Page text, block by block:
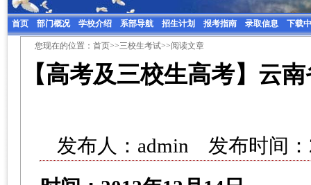
首页 部门概况 学校介绍 系部导航 招生计划 报考指南 录取信息 下载
您现在的位置：首页>>三校生考试>>阅读文章
【高考及三校生高考】云
发布人：admin 发布时间